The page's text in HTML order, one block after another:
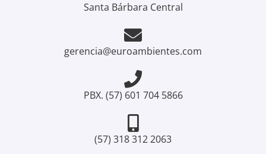
Santa Bárbara Central
gerencia@euroambientes.com
PBX. (57) 601 704 5866
(57) 318 312 2063